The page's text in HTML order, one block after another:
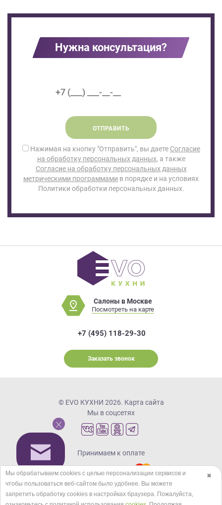
Нужна консультация?
ОТПРАВИТЬ
Нажимая на кнопку "Отправить", вы даете Согласие
на обработку персональных данных, а также
Согласие на обработку персональных данных
метрическими программами в порядке и на условиях
Политики обработки персональных данных.
Салоны в Москве
Посмотреть на карте
+7 (495) 118-29-30
Заказать звонок
© EVO КУХНИ 2026. Карта сайта
Мы в соцсетях
Принимаем к оплате
Кредиты и рассрочка
✖
Мы обрабатываем cookies с целью персонализации сервисов и
чтобы пользоваться веб-сайтом было удобнее. Вы можете
запретить обработку сookies в настройках браузера. Пожалуйста,